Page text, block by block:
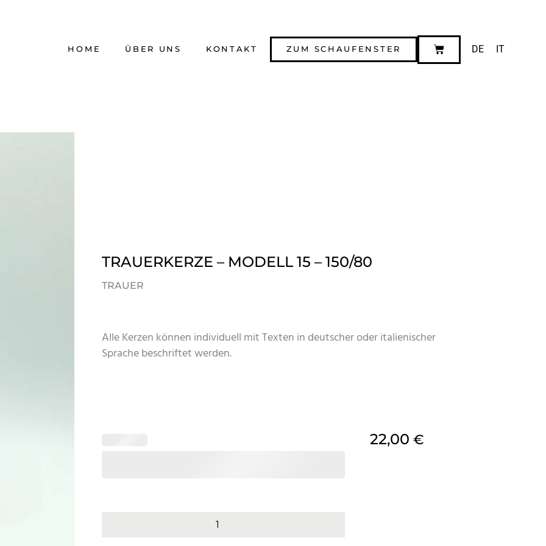
HOME ÜBER UNS KONTAKT ZUM SCHAUFENSTER DE IT
TRAUERKERZE – MODELL 15 – 150/80
TRAUER
Alle Kerzen können individuell mit Texten in deutscher oder italienischer
Sprache beschriftet werden.
22,00 €